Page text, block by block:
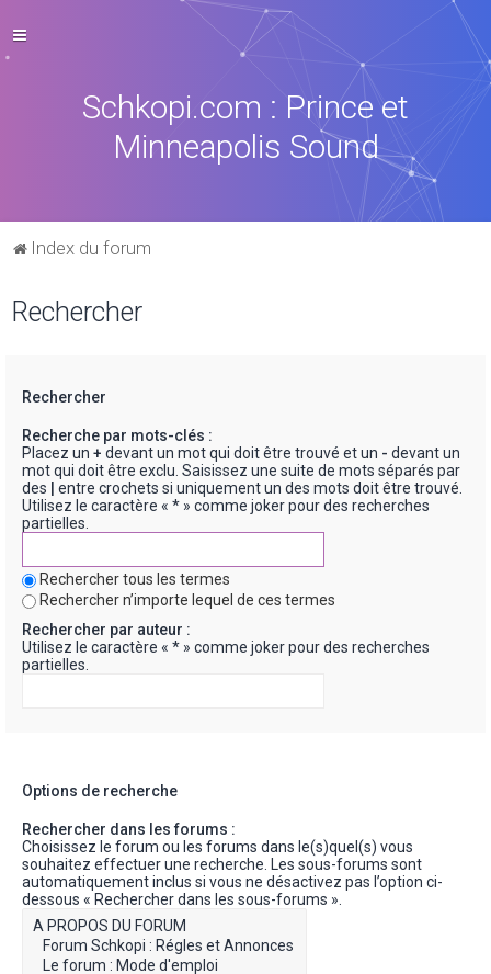
Schkopi.com : Prince et
Minneapolis Sound
Index du forum
Rechercher
Rechercher
Recherche par mots-clés :
Placez un + devant un mot qui doit être trouvé et un - devant un
mot qui doit être exclu. Saisissez une suite de mots séparés par
des
entre crochets si uniquement un des mots doit être trouvé.
Utilisez le caractère « * » comme joker pour des recherches
partielles.
Rechercher tous les termes
Rechercher n’importe lequel de ces termes
Rechercher par auteur :
Utilisez le caractère « * » comme joker pour des recherches
partielles.
Options de recherche
Rechercher dans les forums :
Choisissez le forum ou les forums dans le(s)quel(s) vous
souhaitez effectuer une recherche. Les sous-forums sont
automatiquement inclus si vous ne désactivez pas l’option ci-
dessous « Rechercher dans les sous-forums ».